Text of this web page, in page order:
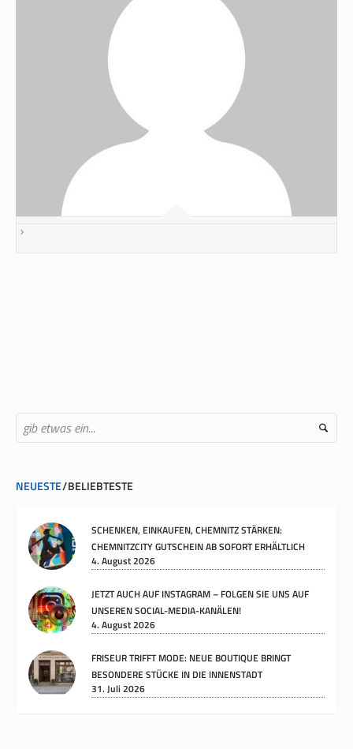
NEUESTE BELIEBTESTE
SCHENKEN, EINKAUFEN, CHEMNITZ STÄRKEN:
CHEMNITZCITY GUTSCHEIN AB SOFORT ERHÄLTLICH
4. August 2026
JETZT AUCH AUF INSTAGRAM – FOLGEN SIE UNS AUF
UNSEREN SOCIAL-MEDIA-KANÄLEN!
4. August 2026
FRISEUR TRIFFT MODE: NEUE BOUTIQUE BRINGT
BESONDERE STÜCKE IN DIE INNENSTADT
31. Juli 2026